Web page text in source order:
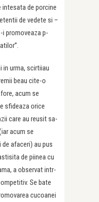
intesata de porcine
de vedete si –
i promoveaza p-
in urma, scirtiiau
beau cite-o
acum se
sfideaza orice
care au reusit sa-
acum se
afaceri) au pus
de piinea cu
a observat intr-
Se bate
cucoanei